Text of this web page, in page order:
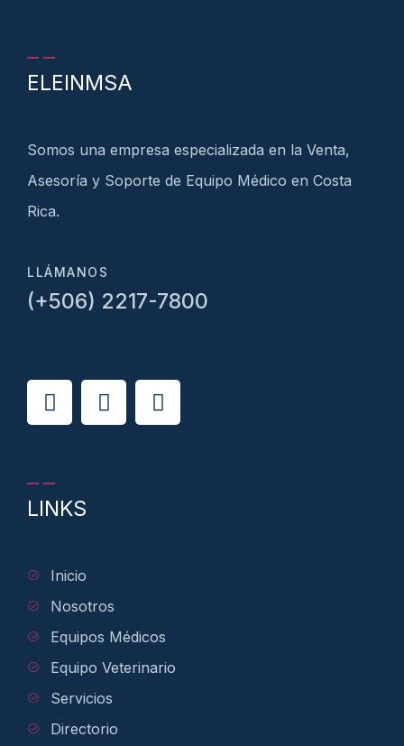
ELEINMSA
Somos una empresa especializada en la Venta,
Asesoría y Soporte de Equipo Médico en Costa
Rica.
LLÁMANOS
(+506) 2217-7800
LINKS
Inicio
Nosotros
Equipos Médicos
Equipo Veterinario
Servicios
Directorio